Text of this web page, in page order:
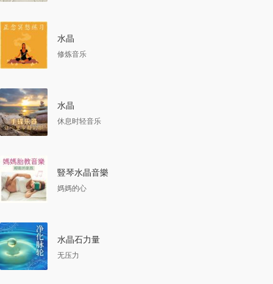
水晶
修炼音乐
水晶
休息时轻音乐
豎琴水晶音樂
媽媽的心
水晶石力量
无压力